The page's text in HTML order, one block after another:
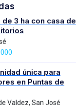
de 3 ha con casa de
única para
en Puntas de
Valdez, San José